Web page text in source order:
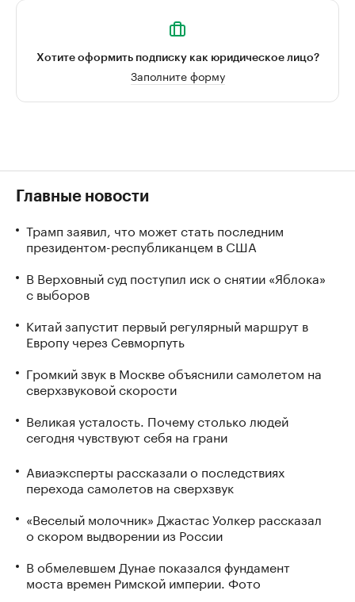
Хотите оформить подписку как юридическое лицо?
Заполните форму
Главные новости
Трамп заявил, что может стать последним
президентом-республиканцем в США
В Верховный суд поступил иск о снятии «Яблока»
с выборов
Китай запустит первый регулярный маршрут в
Европу через Севморпуть
Громкий звук в Москве объяснили самолетом на
сверхзвуковой скорости
Великая усталость. Почему столько людей
сегодня чувствуют себя на грани
Авиаэксперты рассказали о последствиях
перехода самолетов на сверхзвук
«Веселый молочник» Джастас Уолкер рассказал
о скором выдворении из России
В обмелевшем Дунае показался фундамент
моста времен Римской империи. Фото